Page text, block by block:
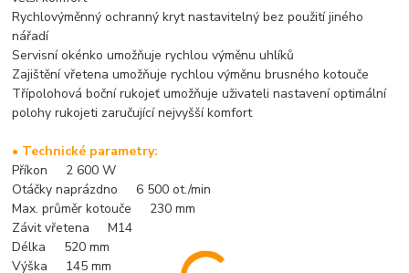
Rychlovýměnný ochranný kryt nastavitelný bez použití jiného
nářadí
Servisní okénko umožňuje rychlou výměnu uhlíků
Zajištění vřetena umožňuje rychlou výměnu brusného kotouče
Třípolohová boční rukojeť umožňuje uživateli nastavení optimální
polohy rukojeti zaručující nejvyšší komfort
• Technické parametry:
Příkon 2 600 W
Otáčky naprázdno 6 500 ot./min
Max. průměr kotouče 230 mm
Závit vřetena M14
Délka 520 mm
Výška 145 mm